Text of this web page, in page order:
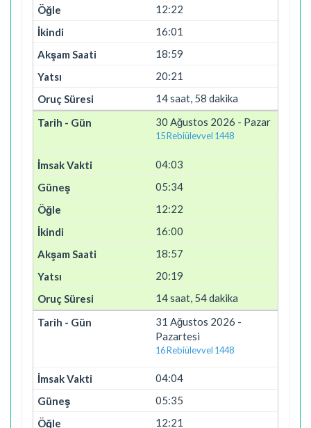
12:22
16:01
18:59
20:21
14 saat, 58 dakika
30 Ağustos 2026 - Pazar
15 Rebiülevvel 1448
04:03
05:34
12:22
16:00
18:57
20:19
14 saat, 54 dakika
31 Ağustos 2026 -
Pazartesi
16 Rebiülevvel 1448
04:04
05:35
12:21